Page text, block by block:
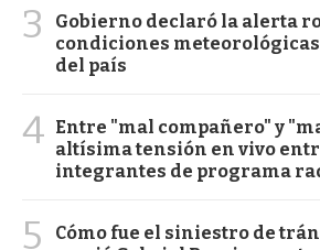
3
Gobierno declaró la alerta
condiciones
del país
4 Entre "mal compañero" y
altísima tensión en vivo
integrantes de programa
5
Cómo fue el siniestro de